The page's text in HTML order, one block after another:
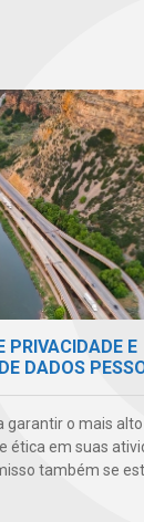
PRIVACIDADE E
DADOS
garantir o mais
ética em suas
também se